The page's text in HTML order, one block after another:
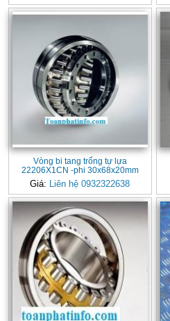
Vòng bi tang trống tự lựa
22206X1CN -phi 30x68x20mm
Giá: Liên hệ 0932322638